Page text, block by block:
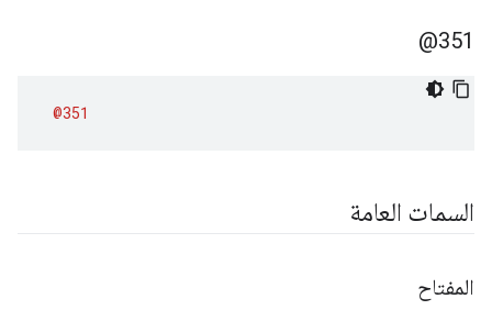
351@
@351
السمات العامة
المفتاح